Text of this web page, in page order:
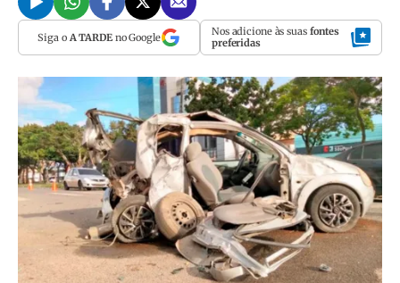
Siga o A TARDEno Google Nos adicione às suas fontes
preferidas